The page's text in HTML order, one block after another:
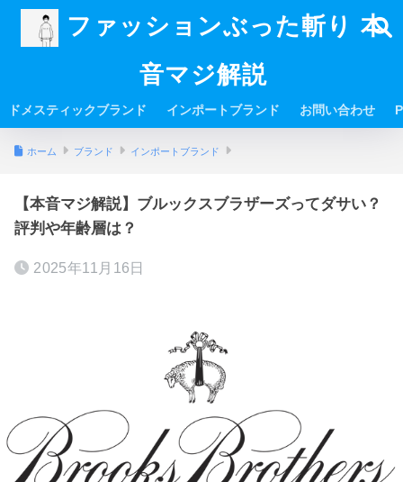
ファッションぶった斬り 本
音マジ解説
ドメスティックブランド インポートブランド お問い合わせ
ホーム ブランド インポートブランド
【本音マジ解説】ブルックスブラザーズってダサい？
評判や年齢層は？
2025年11月16日